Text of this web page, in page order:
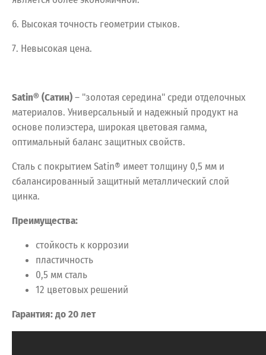
6. Высокая точность геометрии стыков.
7. Невысокая цена.
Satin® (Сатин)– "золотая середина" среди отделочных
материалов. Универсальный и надежный продукт на
основе полиэстера, широкая цветовая гамма,
оптимальный баланс защитных свойств.
Сталь с покрытием Satin® имеет толщину 0,5 мм и
сбалансированный защитный металлический слой
цинка.
Преимущества:
стойкость к коррозии
пластичность
0,5 мм сталь
12 цветовых решений
Гарантия: до 20 лет